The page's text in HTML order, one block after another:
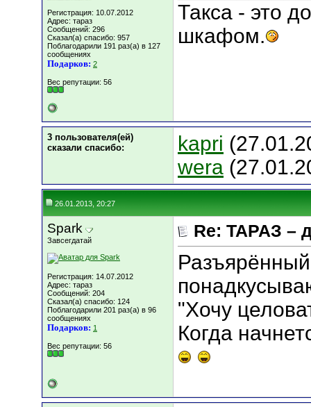
Регистрация: 10.07.2012
Адрес: тараз
Сообщений: 296
Сказал(а) спасибо: 957
Поблагодарили 191 раз(а) в 127
сообщениях
Подарков: 2
Вес репутации: 56
Такса - это
шкафом.
3 пользователя(ей)
сказали cпасибо:
kapri
wera
26.01.2013, 20:27
Spark
Завсегдатай
Регистрация: 14.07.2012
Адрес: тараз
Сообщений: 204
Сказал(а) спасибо: 124
Поблагодарили 201 раз(а) в 96
сообщениях
Подарков: 1
Вес репутации: 56
Re: ТАРАЗ –
"Хочу
Когда